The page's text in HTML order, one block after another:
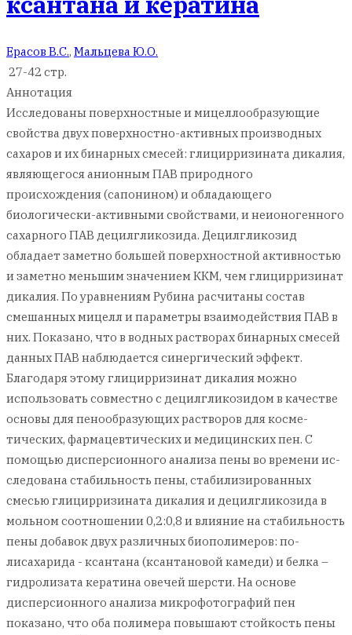
Ерасов В.С., Мальцева Ю.О.
27-42 стр.
Аннотация
Исследованы поверхностные и мицеллообразующие
свойства двух поверхностно-активных производных
сахаров и их бинарных смесей: глицирризината дикалия,
являющегося анионным ПАВ природного
происхождения (сапонином) и обладающего
биологически-активными свойствами, и неионогенного
сахарного ПАВ децилгликозида. Децилгликозид
обладает заметно большей поверхностной активностью
и заметно меньшим значением ККМ, чем глицирризинат
дикалия. По уравнениям Рубина расчитаны состав
смешанных мицелл и параметры взаимодействия ПАВ в
них. Показано, что в водных растворах бинарных смесей
данных ПАВ наблюдается синергический эффект.
Благодаря этому глицирризинат дикалия можно
использовать совместно с децилгликозидом в качестве
основы для пенообразующих растворов для косме-
тических, фармацевтических и медицинских пен. С
помощью дисперсионного анализа пены во времени ис-
следована стабильность пены, стабилизированных
смесью глицирризината дикалия и децилгликозида в
мольном соотношении 0,2:0,8 и влияние на стабильность
пены добавок двух различных биополимеров: по-
лисахарида - ксантана (ксантановой камеди) и белка –
гидролизата кератина овечей шерсти. На основе
дисперсионного анализа микрофотографий пен
показано, что оба полимера повышают стойкость пены